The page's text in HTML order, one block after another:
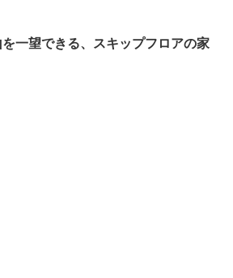
一望できる、スキップフロアの家